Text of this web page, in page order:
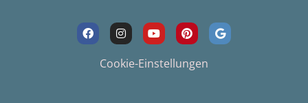
F
a
c
I
n
s
t
a
Y
o
u
t
u
P
i
n
t
e
G
o
o
Cookie-Einstellungen